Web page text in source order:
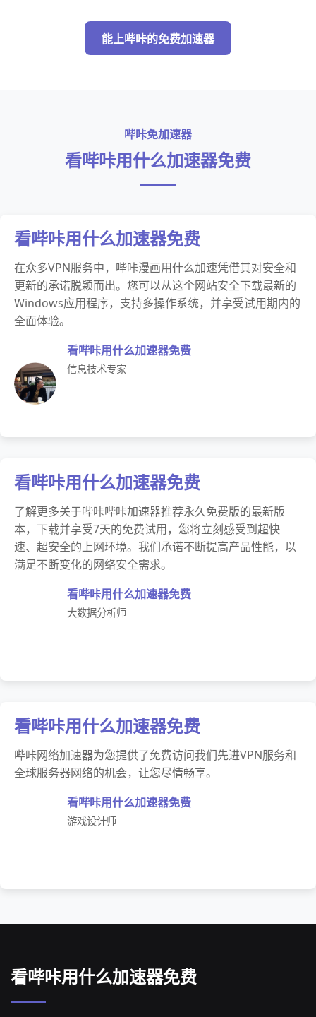
能上哔咔的免费加速器
哔咔免加速器
看哔咔用什么加速器免费
看哔咔用什么加速器免费
在众多VPN服务中，哔咔漫画用什么加速凭借其对安全和
更新的承诺脱颖而出。您可以从这个网站安全下载最新的
Windows应用程序，支持多操作系统，并享受试用期内的
全面体验。
看哔咔用什么加速器免费
信息技术专家
看哔咔用什么加速器免费
了解更多关于哔咔哔咔加速器推荐永久免费版的最新版
本，下载并享受7天的免费试用，您将立刻感受到超快
速、超安全的上网环境。我们承诺不断提高产品性能，以
满足不断变化的网络安全需求。
看哔咔用什么加速器免费
大数据分析师
看哔咔用什么加速器免费
哔咔网络加速器为您提供了免费访问我们先进VPN服务和
全球服务器网络的机会，让您尽情畅享。
看哔咔用什么加速器免费
游戏设计师
看哔咔用什么加速器免费